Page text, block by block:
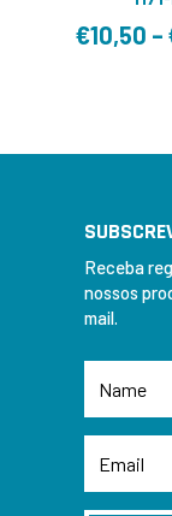
€10,50 –
Receba
nossos
mail.